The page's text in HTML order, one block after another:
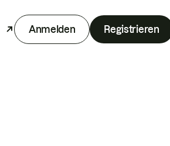
Anmelden Registrieren